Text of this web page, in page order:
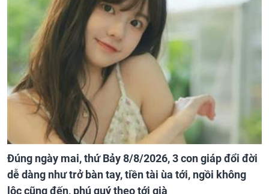
Đúng ngày mai, thứ Bảy 8/8/2026, 3 con giáp đổi đời
dễ dàng như trở bàn tay, tiền tài ùa tới, ngồi không
lộc cũng đến, phú quý theo tới già